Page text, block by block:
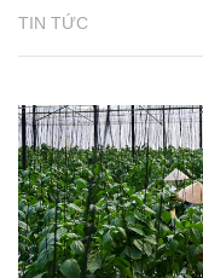
TIN TỨC